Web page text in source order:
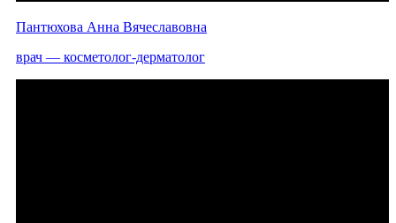
Пантюхова Анна Вячеславовна
врач — косметолог-дерматолог